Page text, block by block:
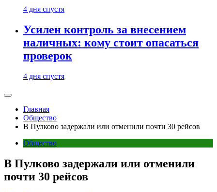
4 дня спустя
Усилен контроль за внесением
наличных: кому стоит опасаться
проверок
4 дня спустя
Главная
Общество
В Пулково задержали или отменили почти 30 рейсов
Общество
В Пулково задержали или отменили
почти 30 рейсов